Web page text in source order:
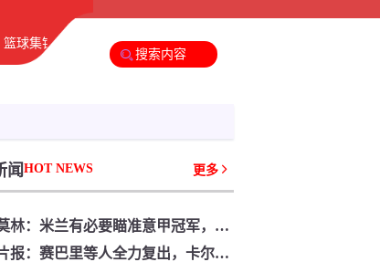
篮球集锦 足球新闻 篮球新闻
闻 HOT NEWS 更多
阿莫林：米兰有必要瞄准意甲冠军，很多人想坐我方位
图片报：赛巴里等人全力复出，卡尔和格纳布里参与德超杯存疑